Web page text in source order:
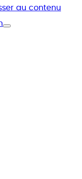
au contenu